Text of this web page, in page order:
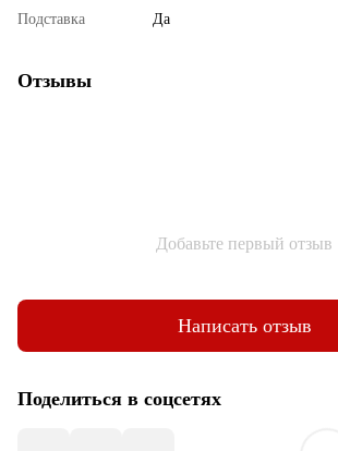
Подставка
Да
Отзывы
Добавьте первый отзыв
Написать отзыв
Поделиться в соцсетях